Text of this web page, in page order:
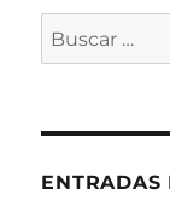
Buscar
por:
ENTRADAS